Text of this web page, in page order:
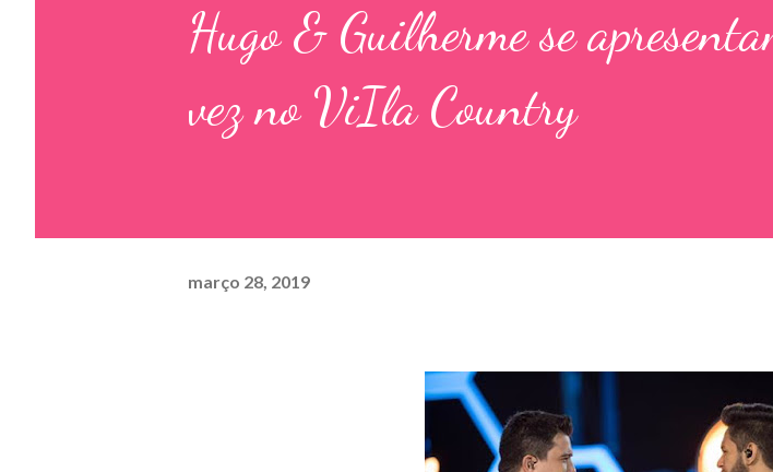
Hugo & Guilherme se
vez no ViIla Country
março 28, 2019